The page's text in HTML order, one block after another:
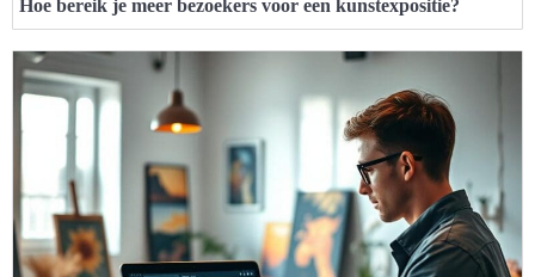
Hoe bereik je meer bezoekers voor een kunstexpositie?